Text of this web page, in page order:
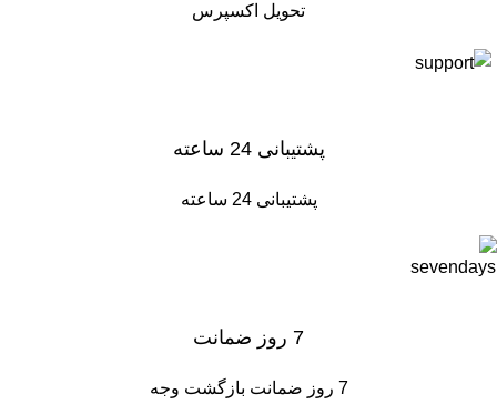
تحویل اکسپرس
پشتیبانی 24 ساعته
پشتیبانی 24 ساعته
7 روز ضمانت
7 روز ضمانت بازگشت وجه